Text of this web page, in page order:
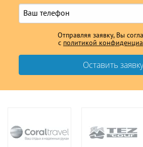
Отправляя заявку, Вы
с политикой